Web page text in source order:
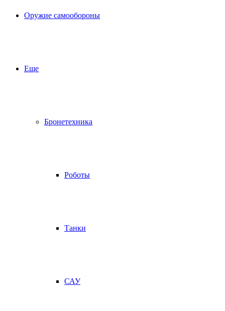
Оружие самообороны
Еще
Бронетехника
Роботы
Танки
САУ